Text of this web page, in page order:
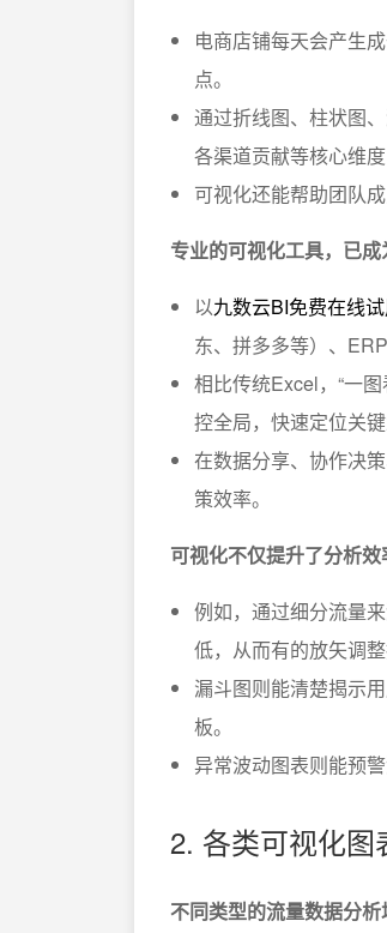
电商店铺每天会产生
点。
通过折线图、柱状图
各渠道贡献等核心维
可视化还能帮助团队
专业的可视化工具，已成
以九数云BI免费在线
东、拼多多等）、
相比传统Excel，“一
控全局，快速定位关键
在数据分享、协作决
策效率。
可视化不仅提升了分析效
例如，通过细分流量
低，从而有的放矢调整
漏斗图则能清楚揭示
板。
异常波动图表则能预
2. 各类可视化图
不同类型的流量数据分